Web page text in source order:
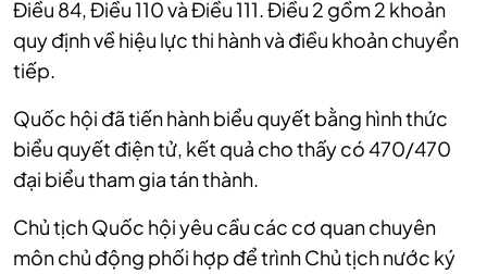
Điều 84, Điều 110 và Điều 111. Điều 2 gồm 2 khoản
quy định về hiệu lực thi hành và điều khoản chuyển
tiếp.
Quốc hội đã tiến hành biểu quyết bằng hình thức
biểu quyết điện tử, kết quả cho thấy có 470/470
đại biểu tham gia tán thành.
Chủ tịch Quốc hội yêu cầu các cơ quan chuyên
môn chủ động phối hợp để trình Chủ tịch nước ký